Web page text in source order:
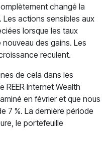
changé la
Les actions sensibles aux
lorsque les taux
des gains. Les
reculent.
de cela dans les
Internet Wealth
en février et que nous
7 %. La dernière période
le portefeuille